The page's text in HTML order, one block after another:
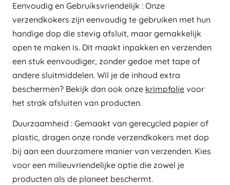
Eenvoudig en Gebruiksvriendelijk : Onze
verzendkokers zijn eenvoudig te gebruiken met hun
handige dop die stevig afsluit, maar gemakkelijk
open te maken is. Dit maakt inpakken en verzenden
een stuk eenvoudiger, zonder gedoe met tape of
andere sluitmiddelen. Wil je de inhoud extra
beschermen? Bekijk dan ook onze krimpfolie voor
het strak afsluiten van producten.
Duurzaamheid : Gemaakt van gerecycled papier of
plastic, dragen onze ronde verzendkokers met dop
bij aan een duurzamere manier van verzenden. Kies
voor een milieuvriendelijke optie die zowel je
producten als de planeet beschermt.